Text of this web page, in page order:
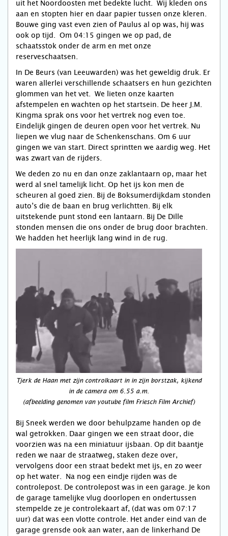
uit het Noordoosten met bedekte lucht. Wij kleden ons
aan en stopten hier en daar papier tussen onze kleren.
Bouwe ging vast even zien of Paulus al op was, hij was
ook op tijd. Om 04:15 gingen we op pad, de
schaatsstok onder de arm en met onze
reserveschaatsen.
In De Beurs (van Leeuwarden) was het geweldig druk. Er
waren allerlei verschillende schaatsers en hun gezichten
glommen van het vet. We lieten onze kaarten
afstempelen en wachten op het startsein. De heer J.M.
Kingma sprak ons voor het vertrek nog even toe.
Eindelijk gingen de deuren open voor het vertrek. Nu
liepen we vlug naar de Schenkenschans. Om 6 uur
gingen we van start. Direct sprintten we aardig weg. Het
was zwart van de rijders.
We deden zo nu en dan onze zaklantaarn op, maar het
werd al snel tamelijk licht. Op het ijs kon men de
scheuren al goed zien. Bij de Boksumerdijkdam stonden
auto’s die de baan en brug verlichtten. Bij elk
uitstekende punt stond een lantaarn. Bij De Dille
stonden mensen die ons onder de brug door brachten.
We hadden het heerlijk lang wind in de rug.
Tjerk de Haan met zijn controlkaart in in zijn borstzak, kijkend
in de camera om 6.55 a.m.
(afbeelding genomen van youtube film Friesch Film Archief)
Bij Sneek werden we door behulpzame handen op de
wal getrokken. Daar gingen we een straat door, die
voorzien was na een miniatuur ijsbaan. Op dit baantje
reden we naar de straatweg, staken deze over,
vervolgens door een straat bedekt met ijs, en zo weer
op het water. Na nog een eindje rijden was de
controlepost. De controlepost was in een garage. Je kon
de garage tamelijke vlug doorlopen en ondertussen
stempelde ze je controlekaart af, (dat was om 07:17
uur) dat was een vlotte controle. Het ander eind van de
garage grensde ook aan water, aan de linkerhand De